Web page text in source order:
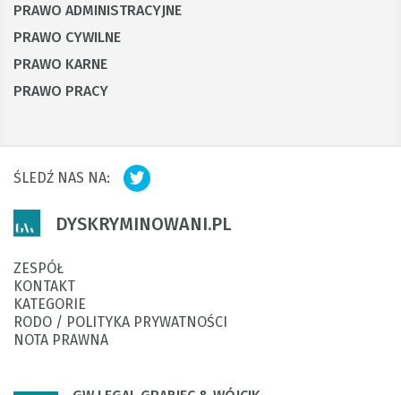
PRAWO ADMINISTRACYJNE
PRAWO CYWILNE
PRAWO KARNE
PRAWO PRACY
DYSKRYMINOWANI.PL
ZESPÓŁ
KONTAKT
KATEGORIE
RODO / POLITYKA PRYWATNOŚCI
NOTA PRAWNA
ŚLEDŹ NAS NA: